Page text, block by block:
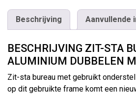
Beschrijving Aanvullende
BESCHRIJVING ZIT-STA
ALUMINIUM DUBBELEN
Zit-sta bureau met gebruikt
op dit gebruikte frame komt een